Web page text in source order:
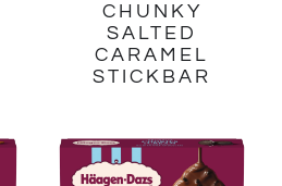
CHUNKY
SALTED
CARAMEL
STICKBAR